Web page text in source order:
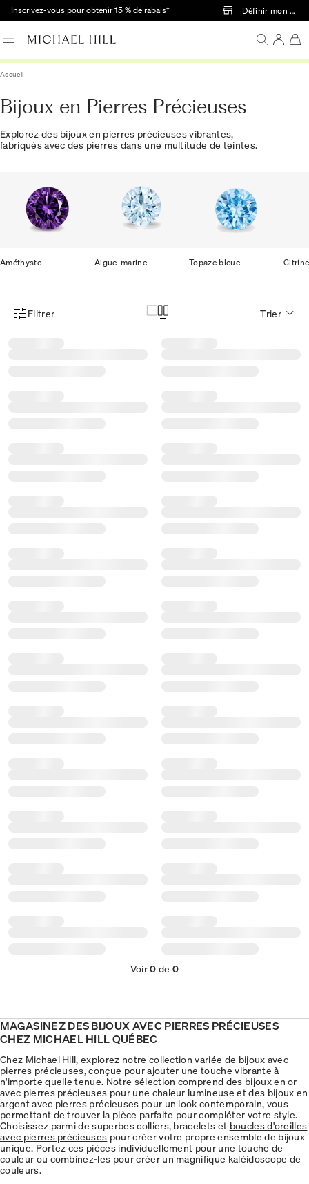
Passer au contenu principal
Inscrivez-vous pour obtenir 15 % de rabais† Définir mon
Accueil
Bijoux en Pierres Précieuses
Explorez des bijoux en pierres précieuses vibrantes,
fabriqués avec des pierres dans une multitude de teintes.
Améthyste Aigue-marine Topaze bleue Citrine
Menu des filtres d'articles
Filtrer Trier
Voir0 de 0
MAGASINEZ DES BIJOUX AVEC PIERRES PRÉCIEUSES
CHEZ MICHAEL HILL QUÉBEC
Chez Michael Hill, explorez notre collection variée de bijoux avec
pierres précieuses, conçue pour ajouter une touche vibrante à
n'importe quelle tenue. Notre sélection comprend des bijoux en or
avec pierres précieuses pour une chaleur lumineuse et des bijoux en
argent avec pierres précieuses pour un look contemporain, vous
permettant de trouver la pièce parfaite pour compléter votre style.
Choisissez parmi de superbes colliers, bracelets et boucles d'oreilles
avec pierres précieuses pour créer votre propre ensemble de bijoux
unique. Portez ces pièces individuellement pour une touche de
couleur ou combinez-les pour créer un magnifique kaléidoscope de
couleurs.